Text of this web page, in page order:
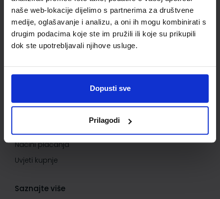
naše web-lokacije dijelimo s partnerima za društvene
medije, oglašavanje i analizu, a oni ih mogu kombinirati s
drugim podacima koje ste im pružili ili koje su prikupili
dok ste upotrebljavali njihove usluge.
Dopusti sve
Prilagodi
Informacije o dostavi
Povrat proizvoda i reklamacije
Kontaktirajte nas
Važne informacije
Načini plaćanja
Uvjeti kupnje
Saznajte više